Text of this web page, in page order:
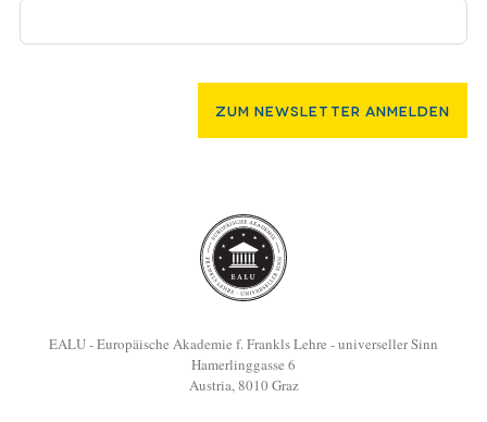
Zum Newsletter Anmelden
EALU - Europäische Akademie f. Frankls Lehre - universeller Sinn
Hamerlinggasse 6
Austria, 8010 Graz